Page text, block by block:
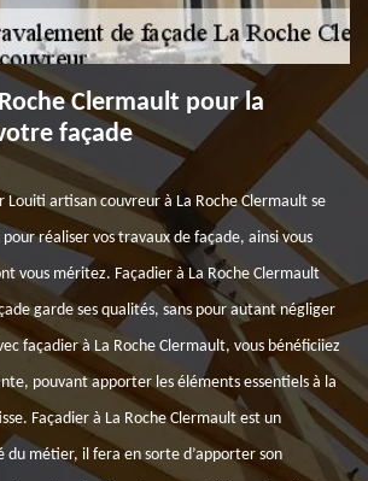
Clermault pour la
façade
Louiti artisan couvreur à La Roche Clermault se
réaliser vos travaux de façade, ainsi vous
vous méritez. Façadier à La Roche Clermault
garde ses qualités, sans pour autant négliger
façadier à La Roche Clermault, vous bénéficiiez
pouvant apporter les éléments essentiels à la
Façadier à La Roche Clermault est un
du métier, il fera en sorte d’apporter son